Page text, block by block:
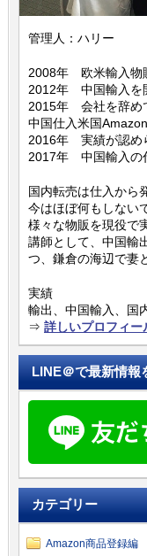
管理人：ハリー
2008年 欧米輸入物
2012年 中国輸入を
2015年 会社を辞め
中国仕入米国
2016年 実績が認め
2017年 中国輸入の
国内転売は仕入から
今はほぼ何もしない
様々な物販を現役で
講師として、中国輸
つ、鎌倉の海辺で妻
実績
輸出、中国輸入、国
⇒ 詳しいプロフィー
LINE＠で最新情報
カテゴリー
Amazon商品登録編